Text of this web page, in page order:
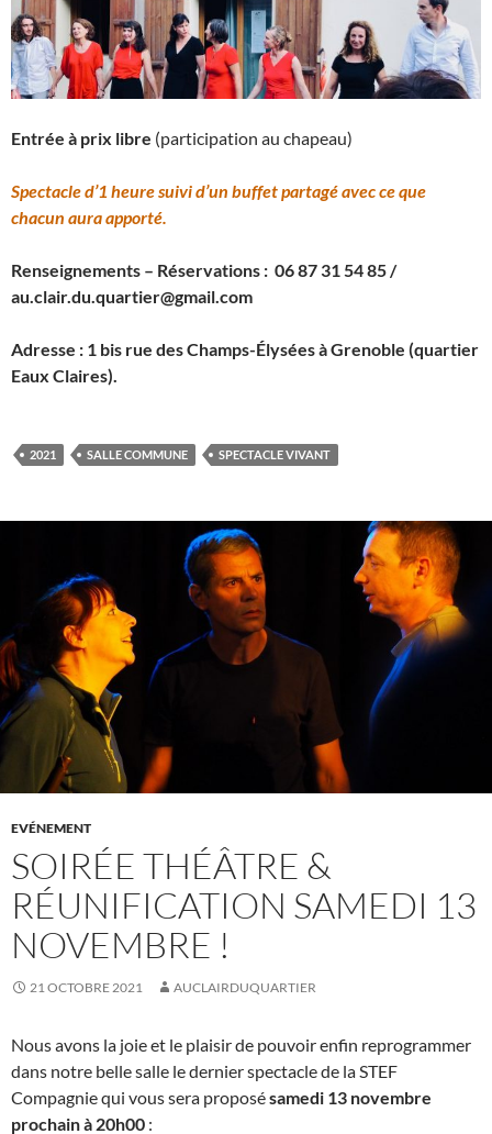
Entrée à prix libre (participation au chapeau)
Spectacle d’1 heure suivi d’un buffet partagé avec ce que
chacun aura apporté.
Renseignements – Réservations : 06 87 31 54 85 /
au.clair.du.quartier@gmail.com
Adresse : 1 bis rue des Champs-Élysées à Grenoble (quartier
Eaux Claires).
2021 SALLE COMMUNE SPECTACLE VIVANT
EVÉNEMENT
SOIRÉE THÉÂTRE &
RÉUNIFICATION SAMEDI 13
NOVEMBRE !
21 OCTOBRE 2021 AUCLAIRDUQUARTIER
Nous avons la joie et le plaisir de pouvoir enfin reprogrammer
dans notre belle salle le dernier spectacle de la STEF
Compagnie qui vous sera proposésamedi 13 novembre
prochain à 20h00 :